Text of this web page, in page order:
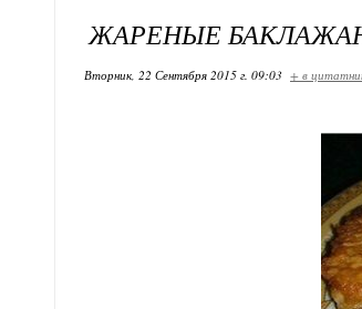
ЖАРЕНЫЕ
Вторник, 22 Сентября 2015 г. 09:03 + в